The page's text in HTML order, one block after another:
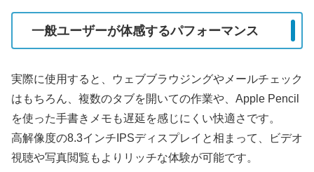
一般ユーザーが体感するパフォーマンス
実際に使用すると、ウェブブラウジングやメールチェック
はもちろん、複数のタブを開いての作業や、Apple Pencil
を使った手書きメモも遅延を感じにくい快適さです。
高解像度の8.3インチIPSディスプレイと相まって、ビデオ
視聴や写真閲覧もよりリッチな体験が可能です。